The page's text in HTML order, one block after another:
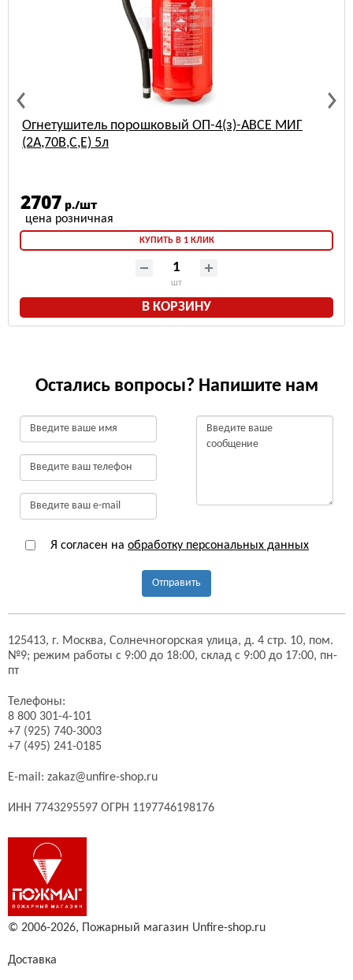
Огнетушитель порошковый ОП-4(з)-АВСЕ МИГ
(2А,70В,С,Е) 5л
2707 р./шт
КУПИТЬ В 1 КЛИК
шт
В КОРЗИНУ
Остались вопросы? Напишите нам
Я согласен на обработку персональных данных
Отправить
125413, г. Москва, Солнечногорская улица, д. 4 стр. 10, пом.
№9; режим работы с 9:00 до 18:00, склад с 9:00 до 17:00, пн-
пт
Телефоны:
8 800 301-4-101
+7 (925) 740-3003
+7 (495) 241-0185
E-mail: zakaz@unfire-shop.ru
ИНН 7743295597 ОГРН 1197746198176
© 2006-2026, Пожарный магазин Unfire-shop.ru
Доставка